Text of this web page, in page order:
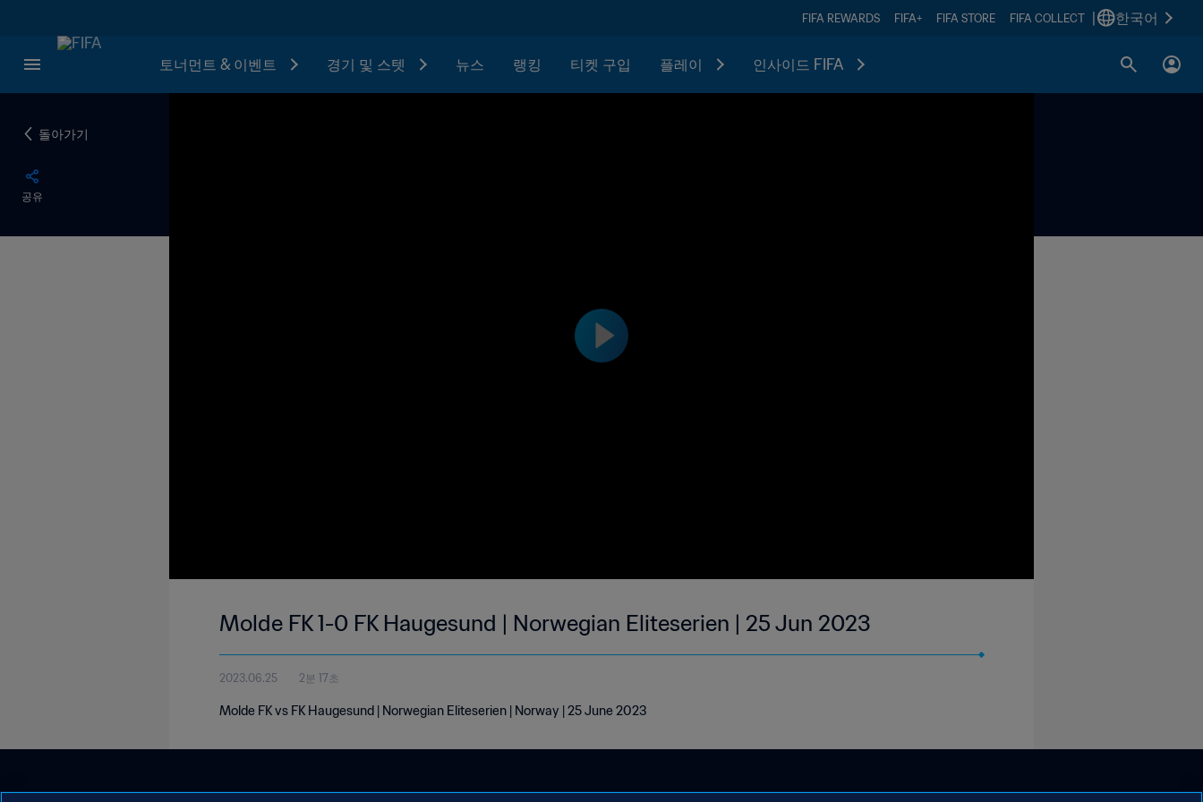
FIFA REWARDS FIFA+ FIFA STORE FIFA COLLECT 한국어
토너먼트 & 이벤트 경기 및 스텟 뉴스 랭킹 티켓 구입 플레이 인사이드 FIFA
돌아가기
공유
Molde FK 1-0 FK Haugesund | Norwegian Eliteserien | 25 Jun 2023
2023.06.25 2분 17초
Molde FK vs FK Haugesund | Norwegian Eliteserien | Norway | 25 June 2023